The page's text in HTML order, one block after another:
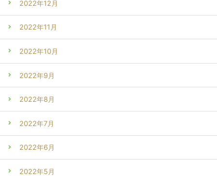
2022年12月
2022年11月
2022年10月
2022年9月
2022年8月
2022年7月
2022年6月
2022年5月